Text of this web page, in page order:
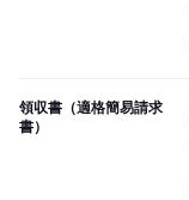
領収書（適格簡易請求
書）